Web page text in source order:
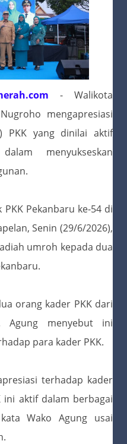
- Walikota
mengapresiasi
PKK yang dinilai aktif
menyukseskan
Pekanbaru ke-54 di
Senin (29/6/2026),
umroh kepada dua
orang kader PKK dari
Agung menyebut ini
para kader PKK.
terhadap kader
ini aktif dalam berbagai
Wako Agung usai